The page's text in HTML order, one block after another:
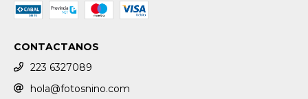
CONTACTANOS
223 6327089
hola@fotosnino.com